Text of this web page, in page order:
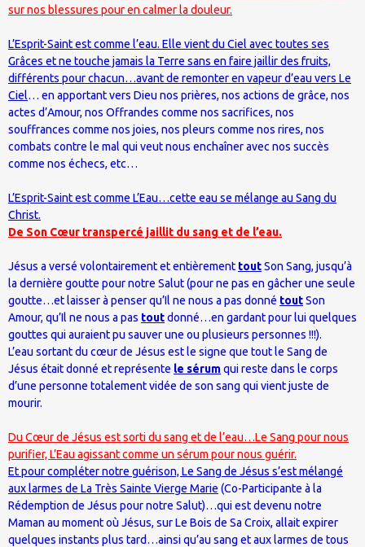
sur nos blessures pour en calmer la douleur.
L’Esprit-Saint est comme l’eau. Elle vient du Ciel avec toutes ses
Grâces et ne touche jamais la Terre sans en faire jaillir des fruits,
différents pour chacun…avant de remonter en vapeur d’eau vers Le
Ciel… en apportant vers Dieu nos prières, nos actions de grâce, nos
actes d’Amour, nos Offrandes comme nos sacrifices, nos
souffrances comme nos joies, nos pleurs comme nos rires, nos
combats contre le mal qui veut nous enchaîner avec nos succès
comme nos échecs, etc…
L’Esprit-Saint est comme L’Eau…cette eau se mélange au Sang du
Christ.
De Son Cœur transpercé jaillit du sang et de l’eau.
Jésus a versé volontairement et entièrement toutSon Sang, jusqu’à
la dernière goutte pour notre Salut (pour ne pas en gâcher une seule
goutte…et laisser à penser qu’Il ne nous a pas donné toutSon
Amour, qu’Il ne nous a pas toutdonné…en gardant pour lui quelques
gouttes qui auraient pu sauver une ou plusieurs personnes !!!).
L’eau sortant du cœur de Jésus est le signe que tout le Sang de
Jésus était donné et représente le sérumqui reste dans le corps
d’une personne totalement vidée de son sang qui vient juste de
mourir.
Du Cœur de Jésus est sorti du sang et de l’eau…Le Sang pour nous
purifier, L’Eau agissant comme un sérum pour nous guérir.
Et pour compléter notre guérison, Le Sang de Jésus s’est mélangé
aux larmes de La Très Sainte Vierge Marie (Co-Participante à la
Rédemption de Jésus pour notre Salut)…qui est devenu notre
Maman au moment où Jésus, sur Le Bois de Sa Croix, allait expirer
quelques instants plus tard…ainsi qu’au sang et aux larmes de tous